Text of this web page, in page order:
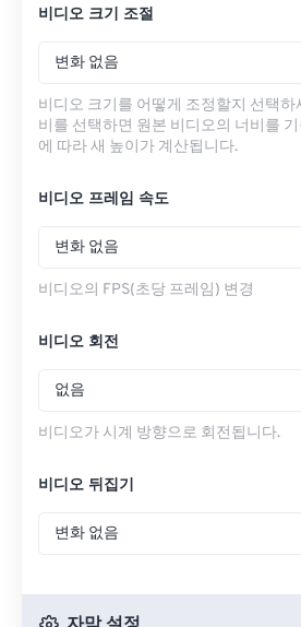
비디오 크기 조절
변화 없음
비디오 크기를 어떻게 조정할지 선택하
비를 선택하면 원본 비디오의 너비를
에 따라 새 높이가 계산됩니다.
비디오 프레임 속도
변화 없음
비디오의 FPS(초당 프레임) 변경
비디오 회전
없음
비디오가 시계 방향으로 회전됩니다.
비디오 뒤집기
변화 없음